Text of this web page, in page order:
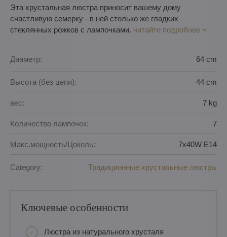
Эта хрустальная люстра приносит вашему дому
счастливую семерку - в ней столько же гладких
стеклянных рожков с лампочками. читайте подробнее
Диаметр: 64 cm
Высота (без цепи): 44 cm
вес: 7 kg
Количество лампочек: 7
Макс.мощность/Цоколь: 7x40W E14
Category: Традиционные хрустальные люстры
Ключевые особенности
Люстра из натурального хрусталя